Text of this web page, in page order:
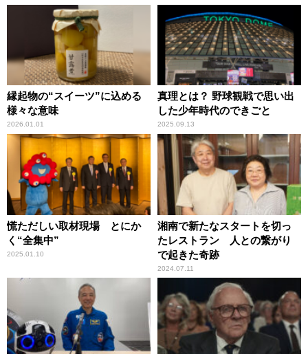
縁起物の“スイーツ”に込める
様々な意味
2026.01.01
真理とは？ 野球観戦で思い出
した少年時代のできごと
2025.09.13
慌ただしい取材現場 とにか
く“全集中”
2025.01.10
湘南で新たなスタートを切っ
たレストラン 人との繋がり
で起きた奇跡
2024.07.11